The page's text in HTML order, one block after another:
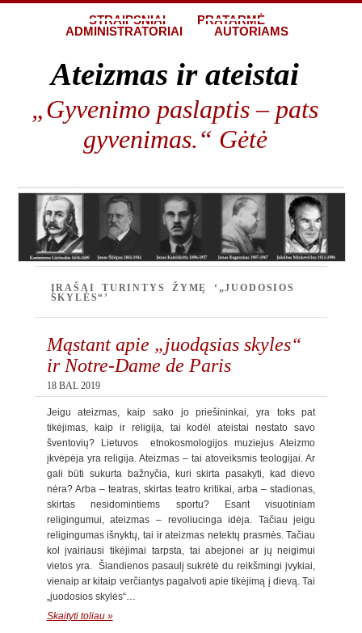
STRAIPSNIAI
PRATARMĖ
ADMINISTRATORIAI
AUTORIAMS
Ateizmas ir ateistai
„Gyvenimo paslaptis – pats
gyvenimas.“ Gėtė
ĮRAŠAI TURINTYS ŽYMĘ ‘„JUODOSIOS
SKYLĖS“’
Mąstant apie „juodąsias skyles“
ir Notre-Dame de Paris
18 BAL 2019
Jeigu ateizmas, kaip sako jo priešininkai, yra toks pat
tikėjimas, kaip ir religija, tai kodėl ateistai nestato savo
šventovių? Lietuvos etnokosmologijos muziejus Ateizmo
įkvėpėja yra religija. Ateizmas – tai atoveiksmis teologijai. Ar
gali būti sukurta bažnyčia, kuri skirta pasakyti, kad dievo
nėra? Arba – teatras, skirtas teatro kritikai, arba – stadionas,
skirtas nesidomintiems sportu? Esant visuotiniam
religingumui, ateizmas – revoliucinga idėja. Tačiau jeigu
religingumas išnyktų, tai ir ateizmas netektų prasmės. Tačiau
kol įvairiausi tikėjimai tarpsta, tai abejonei ar jų neigimui
vietos yra. Šiandienos pasaulį sukrėtė du reikšmingi įvykiai,
vienaip ar kitaip verčiantys pagalvoti apie tikėjimą į dievą. Tai
„juodosios skylės“…
Skaityti toliau »